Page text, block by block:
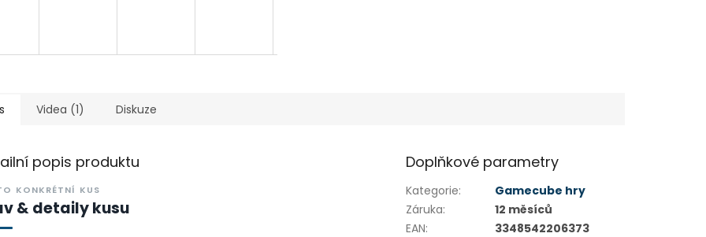
Videa (1) Diskuze
popis produktu
KONKRÉTNÍ KUS
& detaily kusu
Doplňkové parametry
Kategorie:
Gamecube hry
Záruka:
12 měsíců
EAN:
3348542206373